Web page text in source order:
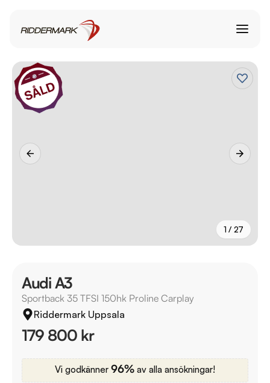
1 / 27
Audi A3
Sportback 35 TFSI 150hk Proline Carplay
Riddermark Uppsala
179 800 kr
Vi godkänner 96% av alla ansökningar!